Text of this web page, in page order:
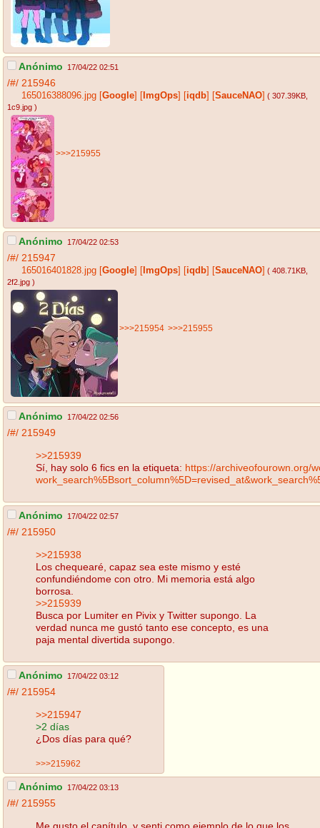
Anónimo 17/04/22 02:51
/#/ 215946
165016388096.jpg Google ImgOps iqdb SauceNAO ( 307.39KB
1c9.jpg )
>>>215955
Anónimo 17/04/22 02:53
/#/ 215947
165016401828.jpg Google ImgOps iqdb SauceNAO ( 408.71KB
2f2.jpg )
>>>215954 >>>215955
Anónimo 17/04/22 02:56
/#/ 215949
>>215939
Sí, hay solo 6 fics en la etiqueta: https://archiveofourown.org/
Anónimo 17/04/22 02:57
/#/ 215950
>>215938
Los chequearé, capaz sea este mismo y esté
confundiéndome con otro. Mi memoria está algo
borrosa.
>>215939
Busca por Lumiter en Pivix y Twitter supongo. La
verdad nunca me gustó tanto ese concepto, es una
paja mental divertida supongo.
Anónimo 17/04/22 03:12
/#/ 215954
>>215947
>2 días
¿Dos días para qué?
>>>215962
Anónimo 17/04/22 03:13
/#/ 215955